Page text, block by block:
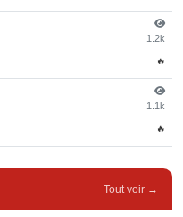
1.2k
🔥
1.1k
🔥
Tout voir →